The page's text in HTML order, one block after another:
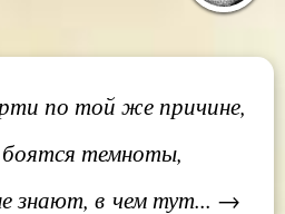
по той же причине,
темноты,
знают, в чем тут... →